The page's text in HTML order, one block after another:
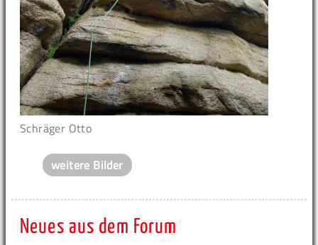
Schräger Otto
weitere Bilder
Neues aus dem Forum